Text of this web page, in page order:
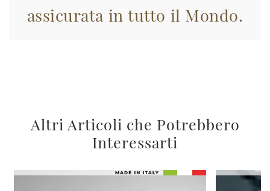
assicurata in tutto il Mondo.
Altri Articoli che Potrebbero
Interessarti